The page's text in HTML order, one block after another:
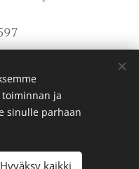
Evästeet
toiminnan ja
sinulle parhaan
Hyväksy kaikki